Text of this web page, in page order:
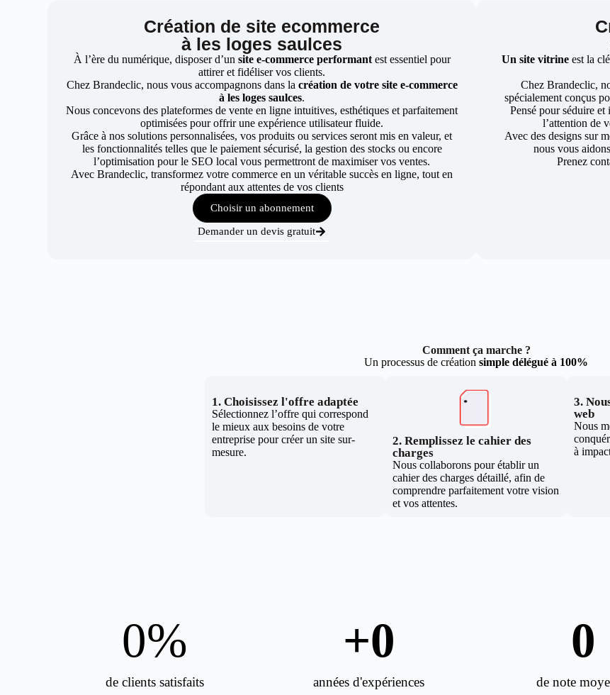
Création de site ecommerce
à les loges saulces
À l’ère du numérique, disposer d’un site e-commerce performant est essentiel pour
attirer et fidéliser vos clients.
Chez Brandeclic, nous vous accompagnons dans la création de votre site e-commerce
à les loges saulces.
Nous concevons des plateformes de vente en ligne intuitives, esthétiques et parfaitement
optimisées pour offrir une expérience utilisateur fluide.
Grâce à nos solutions personnalisées, vos produits ou services seront mis en valeur, et
les fonctionnalités telles que le paiement sécurisé, la gestion des stocks ou encore
l’optimisation pour le SEO local vous permettront de maximiser vos ventes.
Avec Brandeclic, transformez votre commerce en un véritable succès en ligne, tout en
répondant aux attentes de vos clients
Choisir un abonnement
Demander un devis gratuit
Un site vitrine est la
Chez Brandeclic,
spécialement conçus
Pensé pour séduire
l’attention de
Avec des designs sur
nous vous
Prenez
Comment ça marche ?
Un processus de création simple délégué à 100%
1. Choisissez l'offre adaptée
Sélectionnez l’offre qui correspond
le mieux aux besoins de votre
entreprise pour créer un site sur-
mesure.
2. Remplissez le cahier des
charges
Nous collaborons pour établir un
cahier des charges détaillé, afin de
comprendre parfaitement votre vision
et vos attentes.
3.
web
Nous
à
de clients satisfaits
0%
années d'expériences
+0
de note
0